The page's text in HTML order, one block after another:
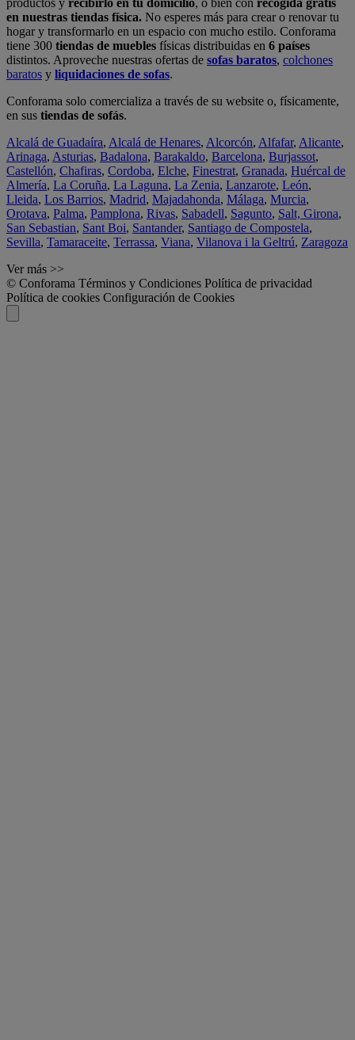
en nuestras tiendas física. No esperes más para crear o renovar tu
hogar y transformarlo en un espacio con mucho estilo. Conforama
tiene 300 tiendas de muebles físicas distribuidas en 6 países
distintos. Aproveche nuestras ofertas de sofas baratos, colchones
baratos y liquidaciones de sofas.
Conforama solo comercializa a través de su website o, físicamente,
en sus tiendas de sofás.
Alcalá de Guadaíra, Alcalá de Henares, Alcorcón, Alfafar, Alicante,
Arinaga, Asturias, Badalona, Barakaldo, Barcelona, Burjassot,
Castellón, Chafiras, Cordoba, Elche, Finestrat, Granada, Huércal de
Almería, La Coruña, La Laguna, La Zenia, Lanzarote, León,
Lleida, Los Barrios, Madrid, Majadahonda, Málaga, Murcia,
Orotava, Palma, Pamplona, Rivas, Sabadell, Sagunto, Salt, Girona,
San Sebastian, Sant Boi, Santander, Santiago de Compostela,
Sevilla, Tamaraceite, Terrassa, Viana, Vilanova i la Geltrú, Zaragoza
Ver más >>
© Conforama Términos y Condiciones Política de privacidad
Política de cookies Configuración de Cookies